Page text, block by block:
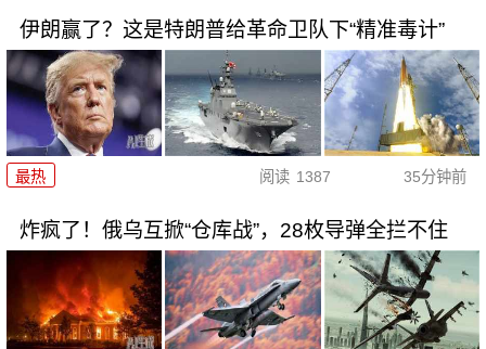
伊朗赢了？这是特朗普给革命卫队下“精准毒计”
最热 阅读 1387 35分钟前
炸疯了！俄乌互掀“仓库战”，28枚导弹全拦不住